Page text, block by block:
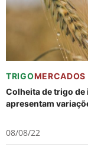
TRIGOMERCADOS
Colheita de trigo de
apresentam
08/08/22